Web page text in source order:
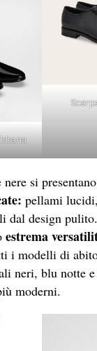
si
pellami
dal design
estrema
i modelli di
neri, blu notte
moderni.